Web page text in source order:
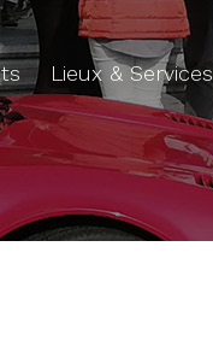
Lieux & Services